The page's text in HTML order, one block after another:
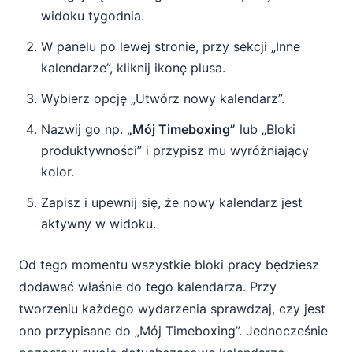
widoku tygodnia.
W panelu po lewej stronie, przy sekcji „Inne
kalendarze”, kliknij ikonę plusa.
Wybierz opcję „Utwórz nowy kalendarz”.
Nazwij go np. „Mój Timeboxing” lub „Bloki
produktywności” i przypisz mu wyróżniający
kolor.
Zapisz i upewnij się, że nowy kalendarz jest
aktywny w widoku.
Od tego momentu wszystkie bloki pracy będziesz
dodawać właśnie do tego kalendarza. Przy
tworzeniu każdego wydarzenia sprawdzaj, czy jest
ono przypisane do „Mój Timeboxing”. Jednocześnie